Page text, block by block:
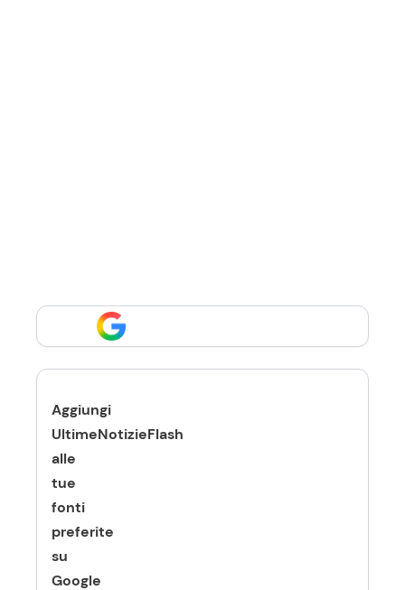
Aggiungi
UltimeNotizieFlash
alle
tue
fonti
preferite
su
Google